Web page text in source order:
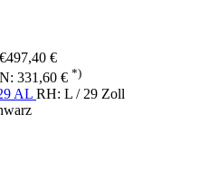
497,40 €
331,60 € *)
AL RH: L / 29 Zoll